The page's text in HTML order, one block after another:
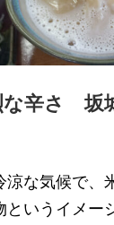
な辛さ 坂
涼な気候で、
というイメー